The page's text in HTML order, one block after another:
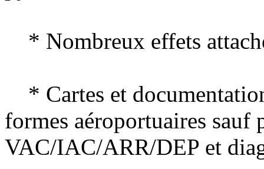
* Nombreux effets
* Cartes et
formes aéroportuaires
VAC/IAC/ARR/DEP et